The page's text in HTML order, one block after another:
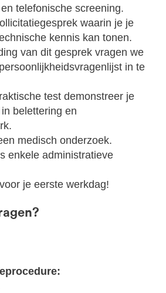
telefonische screening.
waarin je je
kennis kan tonen.
van dit gesprek vragen we
in te
test demonstreer je
belettering en
medisch onderzoek.
enkele administratieve
je eerste werkdag!